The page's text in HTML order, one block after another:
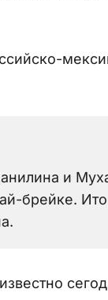
и
брейке.